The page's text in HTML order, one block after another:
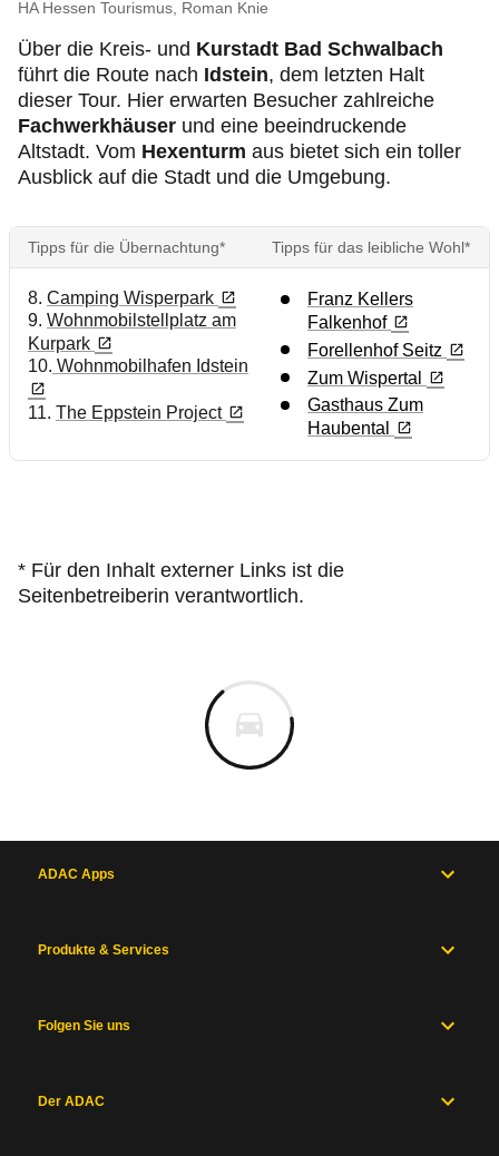
HA Hessen Tourismus, Roman Knie
Über die Kreis- und Kurstadt Bad Schwalbach
führt die Route nach Idstein, dem letzten Halt
dieser Tour. Hier erwarten Besucher zahlreiche
Fachwerkhäuser und eine beeindruckende
Altstadt. Vom Hexenturm aus bietet sich ein toller
Ausblick auf die Stadt und die Umgebung.
Tipps für die Übernachtung* Tipps für das leibliche Wohl*
8. Camping Wisperpark
9. Wohnmobilstellplatz am
Kurpark
10. Wohnmobilhafen Idstein
11. The Eppstein Project
Franz Kellers
Falkenhof
Forellenhof Seitz
Zum Wispertal
Gasthaus Zum
Haubental
* Für den Inhalt externer Links ist die
Seitenbetreiberin verantwortlich.
ADAC Apps
Produkte & Services
Folgen Sie uns
Der ADAC